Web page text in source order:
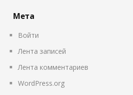
Мета
Войти
Лента записей
Лента комментариев
WordPress.org